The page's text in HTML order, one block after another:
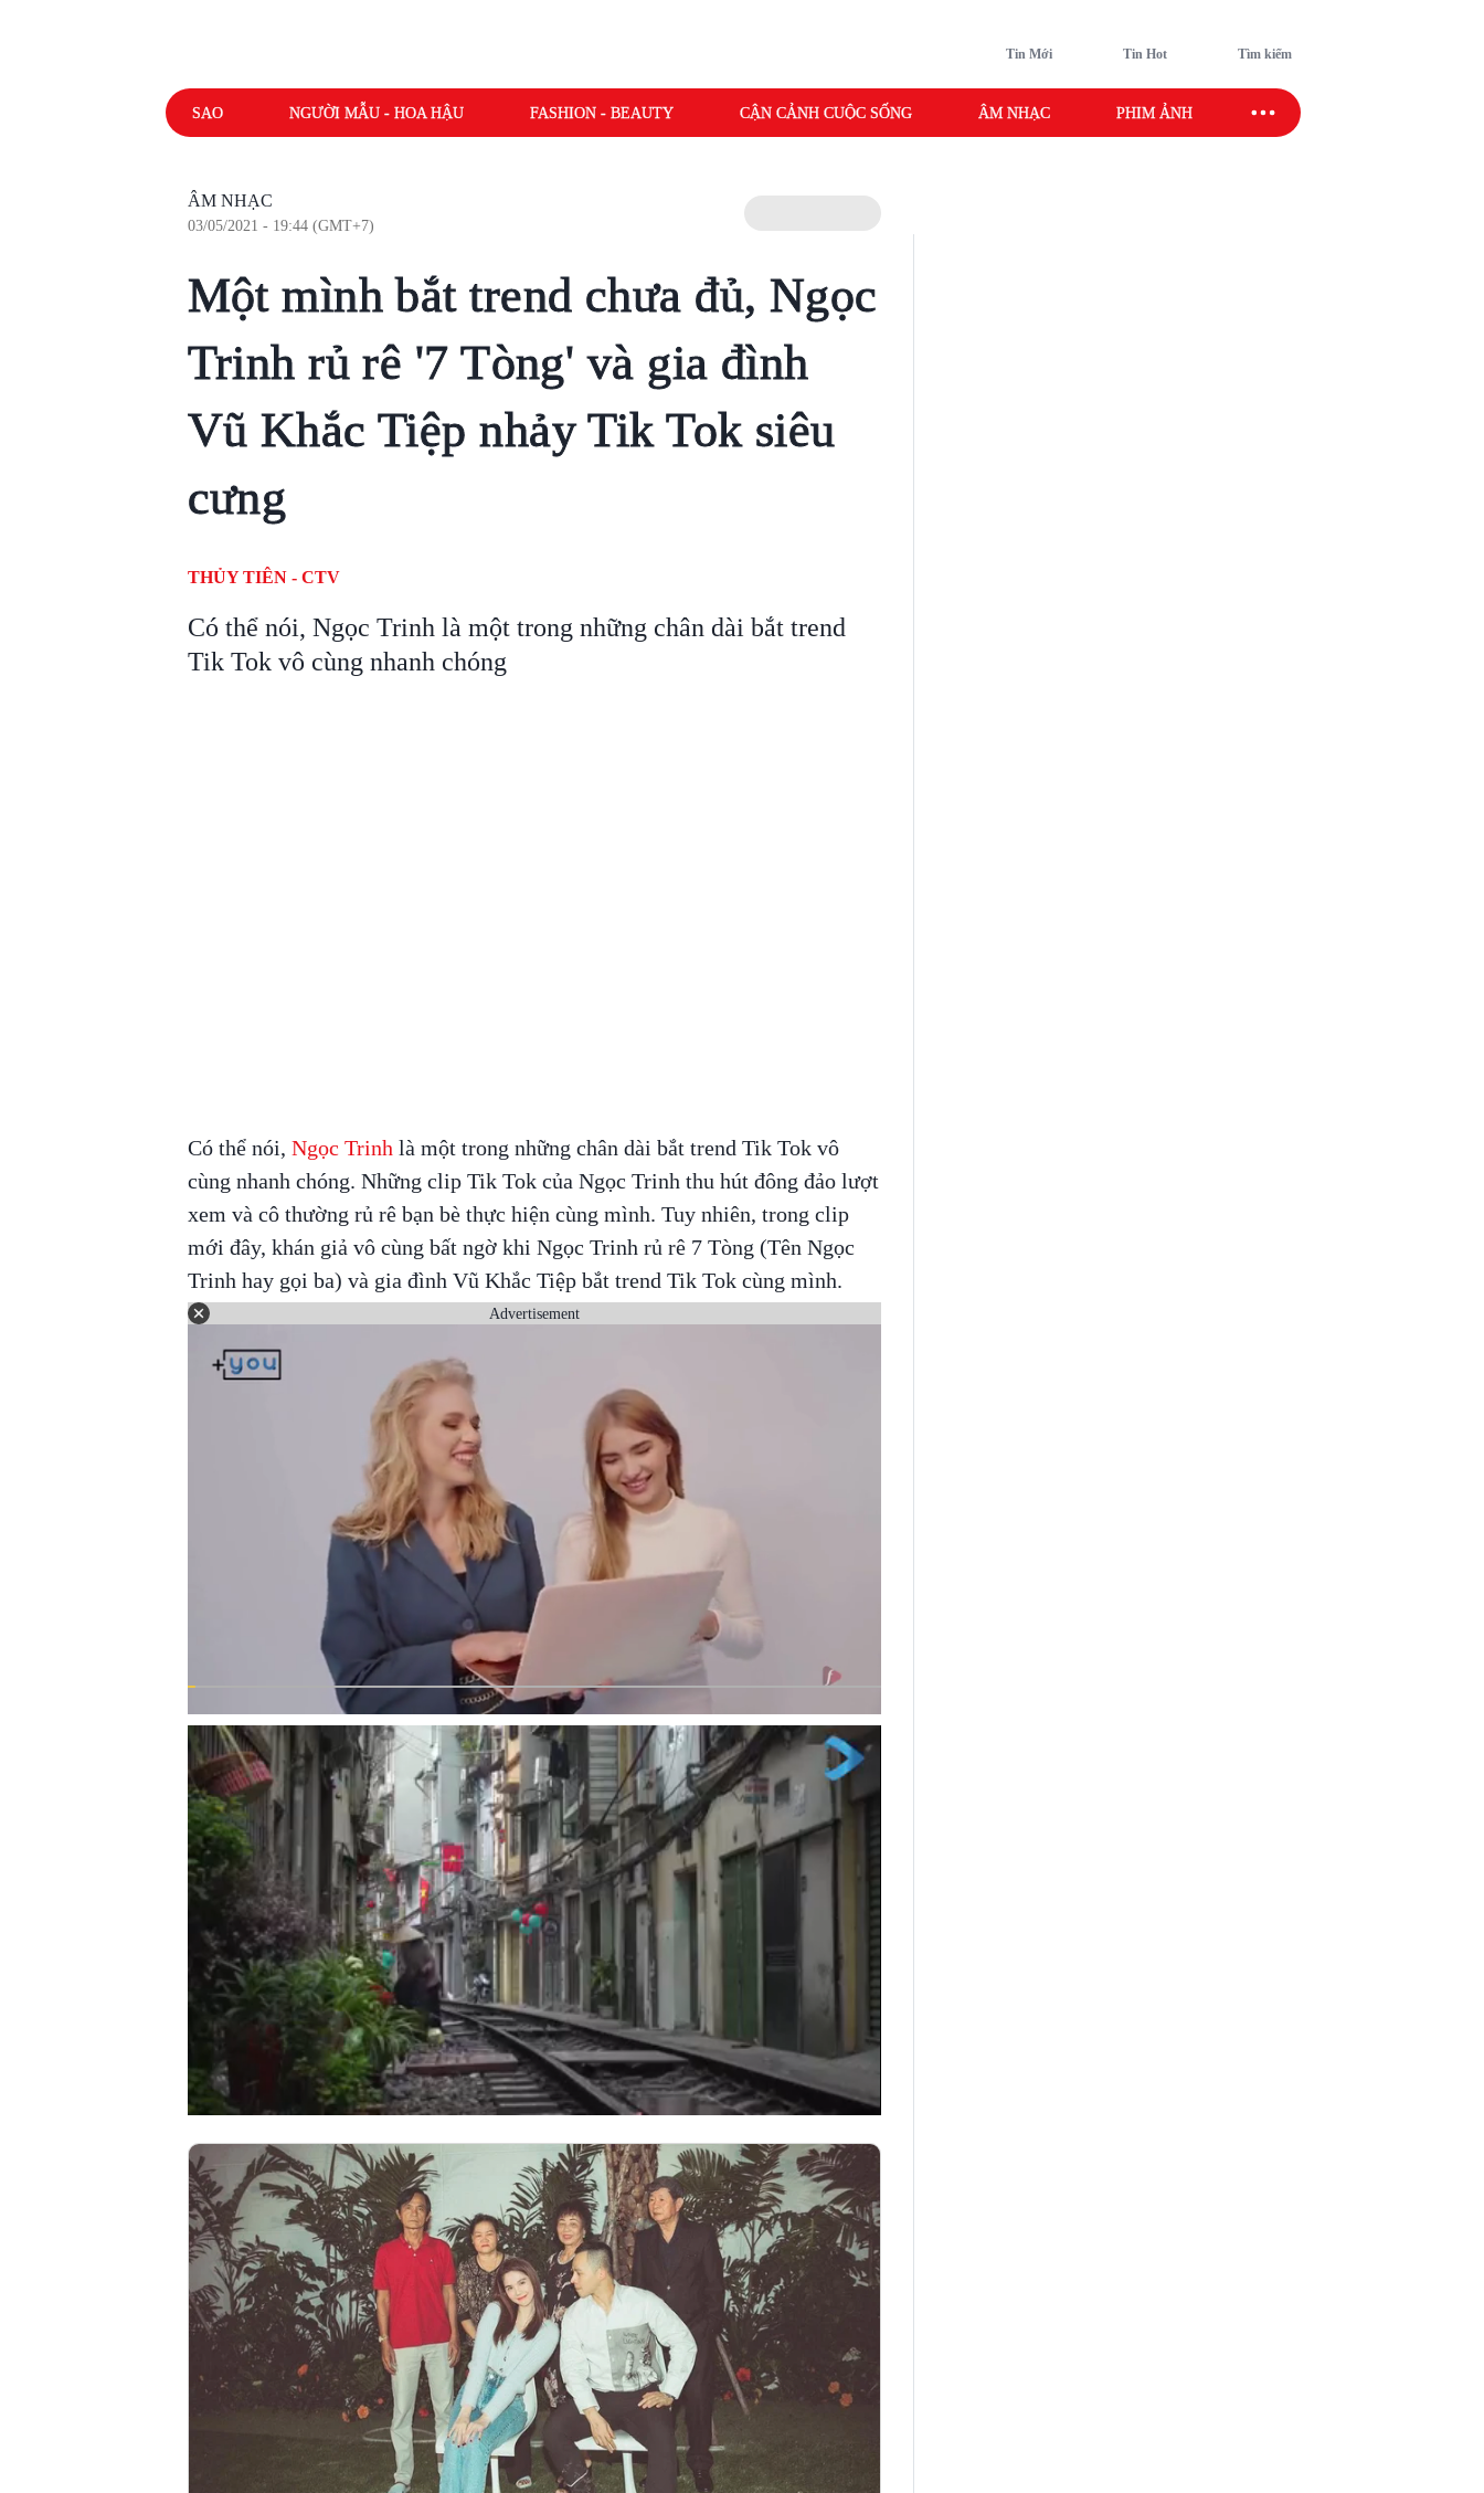
Tin Mới Tin Hot Tìm kiếm
SAO NGƯỜI MẪU - HOA HẬU FASHION - BEAUTY CẬN CẢNH CUỘC SỐNG ÂM NHẠC PHIM ẢNH SAO SPORT
ÂM NHẠC
03/05/2021 - 19:44 (GMT+7)
Một mình bắt trend chưa đủ, Ngọc
Trinh rủ rê '7 Tòng' và gia đình
Vũ Khắc Tiệp nhảy Tik Tok siêu
cưng
THỦY TIÊN - CTV
Có thể nói, Ngọc Trinh là một trong những chân dài bắt trend
Tik Tok vô cùng nhanh chóng
Có thể nói, Ngọc Trinh là một trong những chân dài bắt trend Tik Tok vô
cùng nhanh chóng. Những clip Tik Tok của Ngọc Trinh thu hút đông đảo lượt
xem và cô thường rủ rê bạn bè thực hiện cùng mình. Tuy nhiên, trong clip
mới đây, khán giả vô cùng bất ngờ khi Ngọc Trinh rủ rê 7 Tòng (Tên Ngọc
Trinh hay gọi ba) và gia đình Vũ Khắc Tiệp bắt trend Tik Tok cùng mình.
Advertisement